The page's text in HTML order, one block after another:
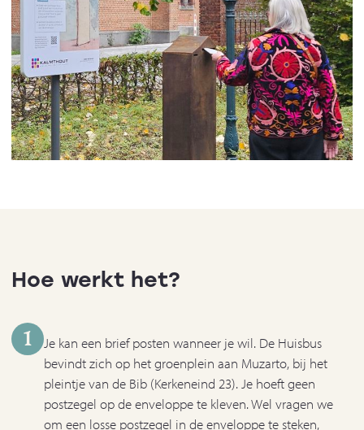
Hoe werkt het?
1
Je kan een brief posten wanneer je wil. De Huisbus
bevindt zich op het groenplein aan Muzarto, bij het
pleintje van de Bib (Kerkeneind 23). Je hoeft geen
postzegel op de enveloppe te kleven. Wel vragen we
om een losse postzegel in de enveloppe te steken,